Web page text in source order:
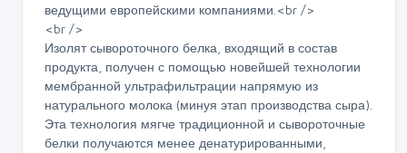
ведущими европейскими компаниями.<br />
<br />
Изолят сывороточного белка, входящий в состав
продукта, получен с помощью новейшей технологии
мембранной ультрафильтрации напрямую из
натурального молока (минуя этап производства сыра).
Эта технология мягче традиционной и сывороточные
белки получаются менее денатурированными,